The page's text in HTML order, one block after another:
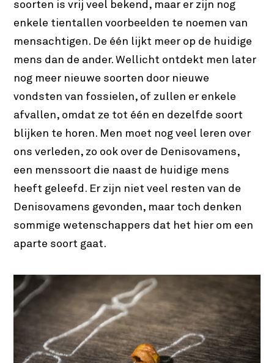
soorten is vrij veel bekend, maar er zijn nog
enkele tientallen voorbeelden te noemen van
mensachtigen. De één lijkt meer op de huidige
mens dan de ander. Wellicht ontdekt men later
nog meer nieuwe soorten door nieuwe
vondsten van fossielen, of zullen er enkele
afvallen, omdat ze tot één en dezelfde soort
blijken te horen. Men moet nog veel leren over
ons verleden, zo ook over de Denisovamens,
een menssoort die naast de huidige mens
heeft geleefd. Er zijn niet veel resten van de
Denisovamens gevonden, maar toch denken
sommige wetenschappers dat het hier om een
aparte soort gaat.